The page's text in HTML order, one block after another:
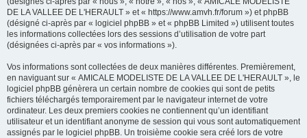
DE LA VALLEE DE L'HERAULT » et « https://www.amvh.fr/forum ») et phpBB
(désigné ci-après par « logiciel phpBB » et « phpBB Limited ») utilisent toutes
les informations collectées lors des sessions d’utilisation de votre part
(désignées ci-après par « vos informations »).
Vos informations sont collectées de deux manières différentes. Premièrement,
en naviguant sur « AMICALE MODELISTE DE LA VALLEE DE L'HERAULT », le
logiciel phpBB génèrera un certain nombre de cookies qui sont de petits
fichiers téléchargés temporairement par le navigateur internet de votre
ordinateur. Les deux premiers cookies ne contiennent qu’un identifiant
utilisateur et un identifiant anonyme de session qui vous sont automatiquement
assignés par le logiciel phpBB. Un troisième cookie sera créé lors de votre